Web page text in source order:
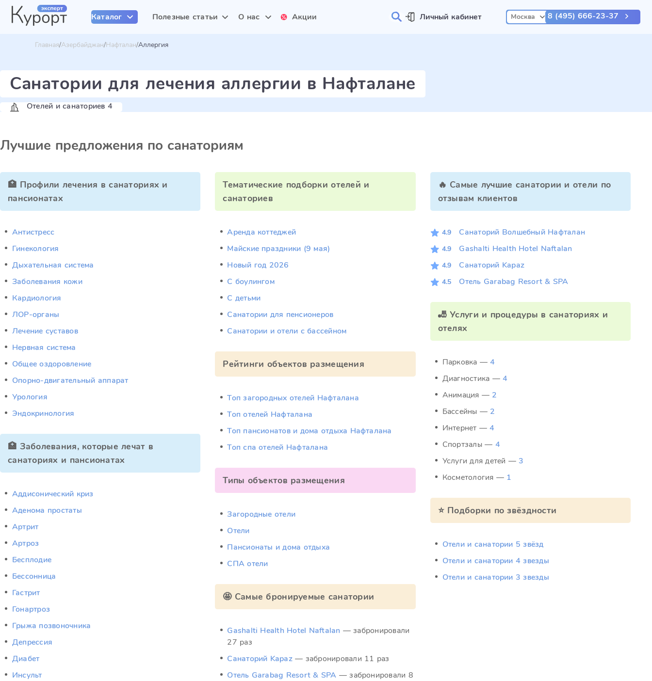
Каталог Полезные статьи О нас Акции Личный кабинет Москва 8 (495) 666-23-37
Главная Азербайджан Нафталан Аллергия
Санатории для лечения аллергии в Нафталане
Отелей и санаториев 4
Лучшие предложения по санаториям
🏥 Профили лечения в санаториях и
пансионатах
Антистресс
Гинекология
Дыхательная система
Заболевания кожи
Кардиология
ЛОР-органы
Лечение суставов
Нервная система
Общее оздоровление
Опорно-двигательный аппарат
Урология
Эндокринология
🏥 Заболевания, которые лечат в
санаториях и пансионатах
Аддисонический криз
Аденома простаты
Артрит
Артроз
Бесплодие
Бессонница
Гастрит
Гонартроз
Грыжа позвоночника
Депрессия
Диабет
Инсульт
Тематические подборки отелей и
санаториев
Аренда коттеджей
Майские праздники (9 мая)
Новый год 2026
С боулингом
С детьми
Санатории для пенсионеров
Санатории и отели с бассейном
Рейтинги объектов размещения
Топ загородных отелей Нафталана
Топ отелей Нафталана
Топ пансионатов и дома отдыха Нафталана
Топ спа отелей Нафталана
Типы объектов размещения
Загородные отели
Отели
Пансионаты и дома отдыха
СПА отели
🤩 Самые бронируемые санатории
Gashalti Health Hotel Naftalan — забронировали
27 раз
Санаторий Kapaz — забронировали 11 раз
Отель Garabag Resort & SPA — забронировали 8
🔥 Самые лучшие санатории и отели по
отзывам клиентов
4.9 Санаторий Волшебный Нафталан
4.9 Gashalti Health Hotel Naftalan
4.9 Санаторий Kapaz
4.5 Отель Garabag Resort & SPA
🎳 Услуги и процедуры в санаториях и
отелях
Парковка —4
Диагностика —4
Анимация — 2
Бассейны — 2
Интернет —4
Спортзалы — 4
Услуги для детей — 3
Косметология — 1
⭐ Подборки по звёздности
Отели и санатории 5 звёзд
Отели и санатории 4 звезды
Отели и санатории 3 звезды